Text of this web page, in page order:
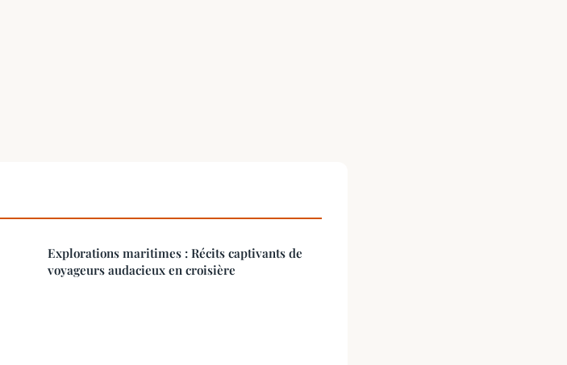
Explorations maritimes : Récits captivants de
voyageurs audacieux en croisière